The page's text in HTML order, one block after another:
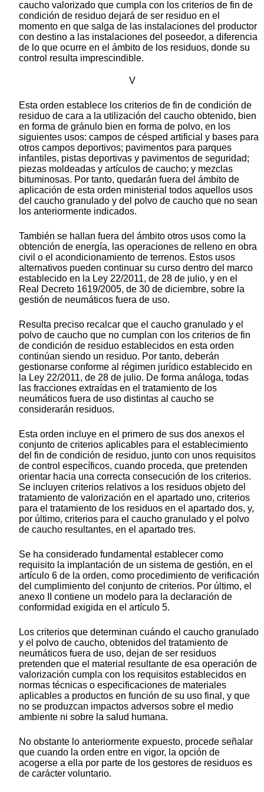
caucho valorizado que cumpla con los criterios de fin de
condición de residuo dejará de ser residuo en el
momento en que salga de las instalaciones del productor
con destino a las instalaciones del poseedor, a diferencia
de lo que ocurre en el ámbito de los residuos, donde su
control resulta imprescindible.
V
Esta orden establece los criterios de fin de condición de
residuo de cara a la utilización del caucho obtenido, bien
en forma de gránulo bien en forma de polvo, en los
siguientes usos: campos de césped artificial y bases para
otros campos deportivos; pavimentos para parques
infantiles, pistas deportivas y pavimentos de seguridad;
piezas moldeadas y artículos de caucho; y mezclas
bituminosas. Por tanto, quedarán fuera del ámbito de
aplicación de esta orden ministerial todos aquellos usos
del caucho granulado y del polvo de caucho que no sean
los anteriormente indicados.
También se hallan fuera del ámbito otros usos como la
obtención de energía, las operaciones de relleno en obra
civil o el acondicionamiento de terrenos. Estos usos
alternativos pueden continuar su curso dentro del marco
establecido en la Ley 22/2011, de 28 de julio, y en el
Real Decreto 1619/2005, de 30 de diciembre, sobre la
gestión de neumáticos fuera de uso.
Resulta preciso recalcar que el caucho granulado y el
polvo de caucho que no cumplan con los criterios de fin
de condición de residuo establecidos en esta orden
continúan siendo un residuo. Por tanto, deberán
gestionarse conforme al régimen jurídico establecido en
la Ley 22/2011, de 28 de julio. De forma análoga, todas
las fracciones extraídas en el tratamiento de los
neumáticos fuera de uso distintas al caucho se
considerarán residuos.
Esta orden incluye en el primero de sus dos anexos el
conjunto de criterios aplicables para el establecimiento
del fin de condición de residuo, junto con unos requisitos
de control específicos, cuando proceda, que pretenden
orientar hacia una correcta consecución de los criterios.
Se incluyen criterios relativos a los residuos objeto del
tratamiento de valorización en el apartado uno, criterios
para el tratamiento de los residuos en el apartado dos, y,
por último, criterios para el caucho granulado y el polvo
de caucho resultantes, en el apartado tres.
Se ha considerado fundamental establecer como
requisito la implantación de un sistema de gestión, en el
artículo 6 de la orden, como procedimiento de verificación
del cumplimiento del conjunto de criterios. Por último, el
anexo II contiene un modelo para la declaración de
conformidad exigida en el artículo 5.
Los criterios que determinan cuándo el caucho granulado
y el polvo de caucho, obtenidos del tratamiento de
neumáticos fuera de uso, dejan de ser residuos
pretenden que el material resultante de esa operación de
valorización cumpla con los requisitos establecidos en
normas técnicas o especificaciones de materiales
aplicables a productos en función de su uso final, y que
no se produzcan impactos adversos sobre el medio
ambiente ni sobre la salud humana.
No obstante lo anteriormente expuesto, procede señalar
que cuando la orden entre en vigor, la opción de
acogerse a ella por parte de los gestores de residuos es
de carácter voluntario.